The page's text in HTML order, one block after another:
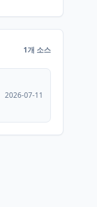
1개 소스
2026-07-11